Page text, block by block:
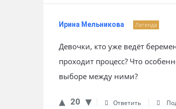
Ирина Мельникова Легенда
Девочки, кто уже ведёт
проходит процесс? Что
выборе между ними?
20 Ответить